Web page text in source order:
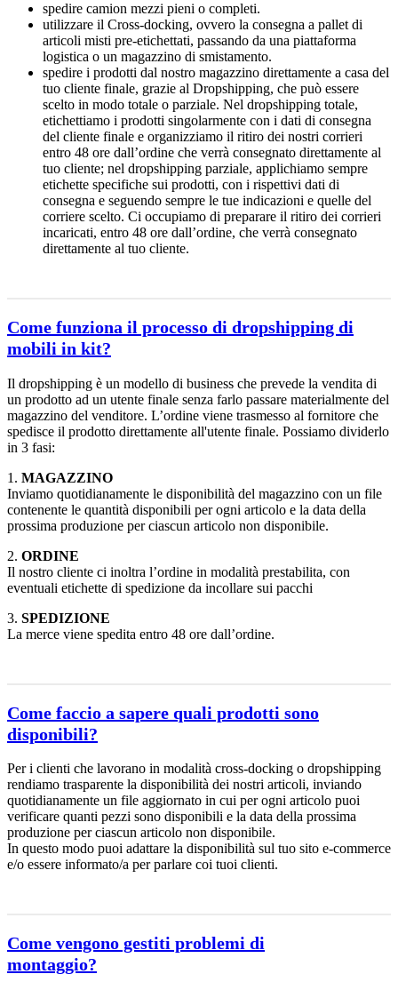
spedire camion mezzi pieni o completi.
utilizzare il Cross-docking, ovvero la consegna a pallet di
articoli misti pre-etichettati, passando da una piattaforma
logistica o un magazzino di smistamento.
spedire i prodotti dal nostro magazzino direttamente a casa del
tuo cliente finale, grazie al Dropshipping, che può essere
scelto in modo totale o parziale. Nel dropshipping totale,
etichettiamo i prodotti singolarmente con i dati di consegna
del cliente finale e organizziamo il ritiro dei nostri corrieri
entro 48 ore dall’ordine che verrà consegnato direttamente al
tuo cliente; nel dropshipping parziale, applichiamo sempre
etichette specifiche sui prodotti, con i rispettivi dati di
consegna e seguendo sempre le tue indicazioni e quelle del
corriere scelto. Ci occupiamo di preparare il ritiro dei corrieri
incaricati, entro 48 ore dall’ordine, che verrà consegnato
direttamente al tuo cliente.
Come funziona il processo di dropshipping di
mobili in kit?
Il dropshipping è un modello di business che prevede la vendita di
un prodotto ad un utente finale senza farlo passare materialmente del
magazzino del venditore. L’ordine viene trasmesso al fornitore che
spedisce il prodotto direttamente all'utente finale. Possiamo dividerlo
in 3 fasi:
1. MAGAZZINO
Inviamo quotidianamente le disponibilità del magazzino con un file
contenente le quantità disponibili per ogni articolo e la data della
prossima produzione per ciascun articolo non disponibile.
2. ORDINE
Il nostro cliente ci inoltra l’ordine in modalità prestabilita, con
eventuali etichette di spedizione da incollare sui pacchi
3. SPEDIZIONE
La merce viene spedita entro 48 ore dall’ordine.
Come faccio a sapere quali prodotti sono
disponibili?
Per i clienti che lavorano in modalità cross-docking o dropshipping
rendiamo trasparente la disponibilità dei nostri articoli, inviando
quotidianamente un file aggiornato in cui per ogni articolo puoi
verificare quanti pezzi sono disponibili e la data della prossima
produzione per ciascun articolo non disponibile.
In questo modo puoi adattare la disponibilità sul tuo sito e-commerce
e/o essere informato/a per parlare coi tuoi clienti.
Come vengono gestiti problemi di
montaggio?